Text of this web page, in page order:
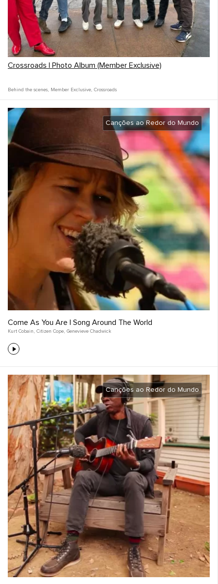
Crossroads | Photo Album (Member Exclusive)
Behind the scenes, Member Exclusive, Crossroads
Canções ao Redor do Mundo
Come As You Are | Song Around The World
Kurt Cobain , Citizen Cope, Genevieve Chadwick
Canções ao Redor do Mundo